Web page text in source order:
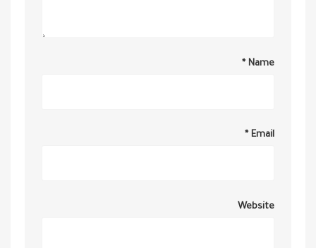
Name
*
Email
*
Website